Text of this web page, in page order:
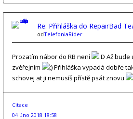
Re: Přihláška do RepairBad
odTelefoniaRider
Prozatím nábor do RB není
Až bude
zvěřejním
Přihláška vypadá dobře
schovej at ji nemusíš přístě psát znovu
Citace
04 úno 2018 18:58